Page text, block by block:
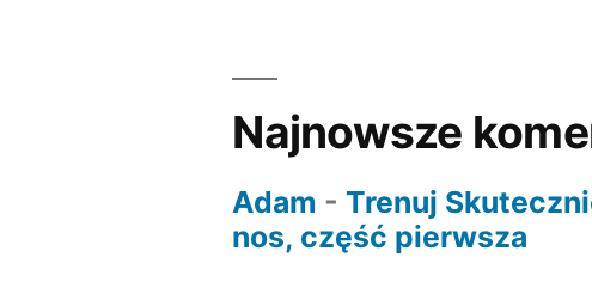
Najnowsze
Adam -Trenuj
nos, część pierwsza